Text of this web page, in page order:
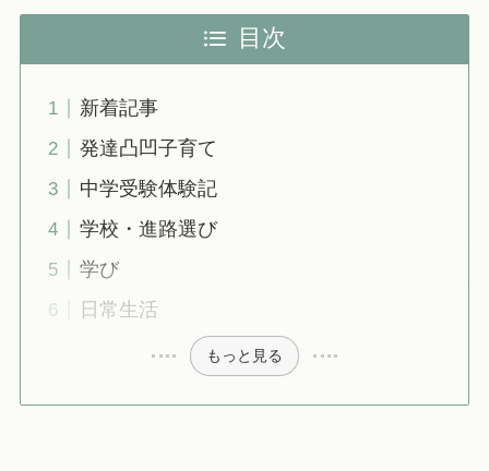
目次
新着記事
発達凸凹子育て
中学受験体験記
学校・進路選び
学び
日常生活
もっと見る